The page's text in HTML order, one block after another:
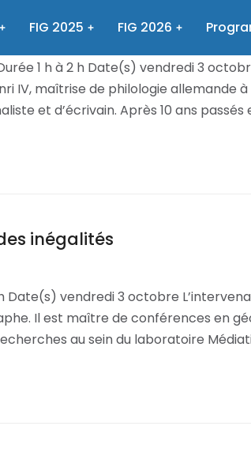
FIG 2025 FIG 2026
1 h à 2 h Date(s) vendredi 3
IV, maîtrise de philologie allemande
et d’écrivain. Après 10 ans
inégalités
Date(s) vendredi 3 octobre
Il est maître de conférences en
au sein du laboratoire